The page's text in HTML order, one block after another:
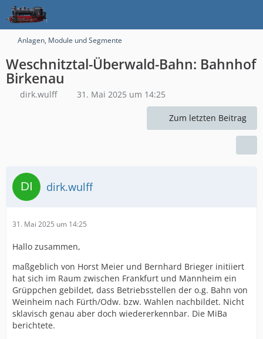
Anlagen, Module und Segmente
Weschnitztal-Überwald-Bahn: Bahnhof
Birkenau
dirk.wulff 31. Mai 2025 um 14:25
Zum letzten Beitrag
dirk.wulff
31. Mai 2025 um 14:25
Hallo zusammen,
maßgeblich von Horst Meier und Bernhard Brieger initiiert
hat sich im Raum zwischen Frankfurt und Mannheim ein
Grüppchen gebildet, dass Betriebsstellen der o.g. Bahn von
Weinheim nach Fürth/Odw. bzw. Wahlen nachbildet. Nicht
sklavisch genau aber doch wiedererkennbar. Die MiBa
berichtete.